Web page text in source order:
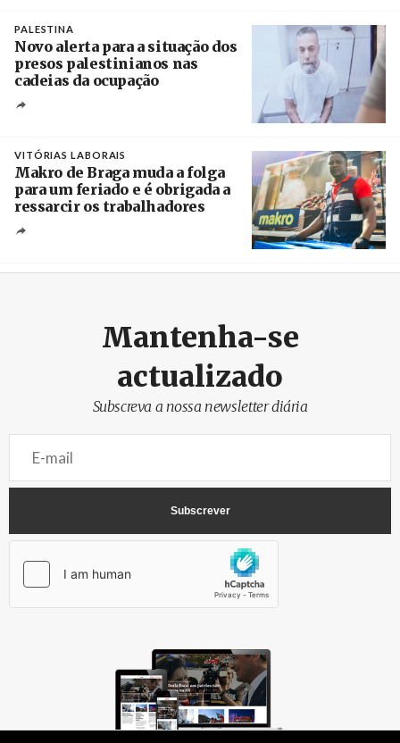
PALESTINA
Novo alerta para a situação dos
presos palestinianos nas
cadeias da ocupação
VITÓRIAS LABORAIS
Makro de Braga muda a folga
para um feriado e é obrigada a
ressarcir os trabalhadores
Mantenha-se
actualizado
Subscreva a nossa newsletter diária